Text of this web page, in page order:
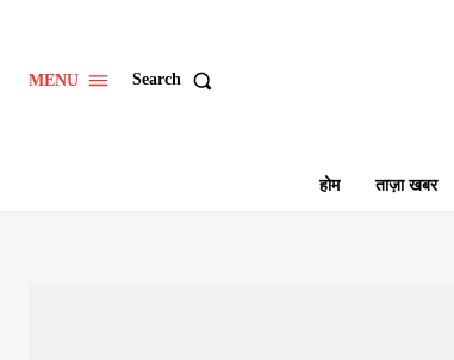
MENU Search
होम ताज़ा खबर